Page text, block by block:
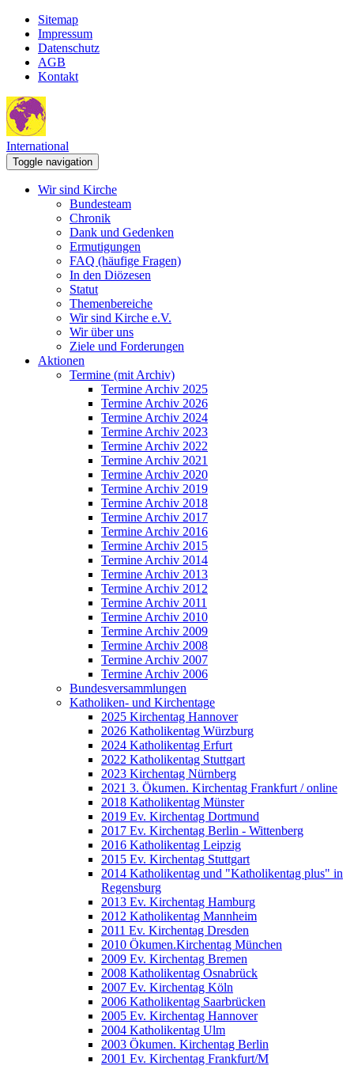
Sitemap
Impressum
Datenschutz
AGB
Kontakt
International
Toggle navigation
Wir sind Kirche
Bundesteam
Chronik
Dank und Gedenken
Ermutigungen
FAQ (häufige Fragen)
In den Diözesen
Statut
Themenbereiche
Wir sind Kirche e.V.
Wir über uns
Ziele und Forderungen
Aktionen
Termine (mit Archiv)
Termine Archiv 2025
Termine Archiv 2026
Termine Archiv 2024
Termine Archiv 2023
Termine Archiv 2022
Termine Archiv 2021
Termine Archiv 2020
Termine Archiv 2019
Termine Archiv 2018
Termine Archiv 2017
Termine Archiv 2016
Termine Archiv 2015
Termine Archiv 2014
Termine Archiv 2013
Termine Archiv 2012
Termine Archiv 2011
Termine Archiv 2010
Termine Archiv 2009
Termine Archiv 2008
Termine Archiv 2007
Termine Archiv 2006
Bundesversammlungen
Katholiken- und Kirchentage
2025 Kirchentag Hannover
2026 Katholikentag Würzburg
2024 Katholikentag Erfurt
2022 Katholikentag Stuttgart
2023 Kirchentag Nürnberg
2021 3. Ökumen. Kirchentag Frankfurt / online
2018 Katholikentag Münster
2019 Ev. Kirchentag Dortmund
2017 Ev. Kirchentag Berlin - Wittenberg
2016 Katholikentag Leipzig
2015 Ev. Kirchentag Stuttgart
2014 Katholikentag und "Katholikentag plus" in
Regensburg
2013 Ev. Kirchentag Hamburg
2012 Katholikentag Mannheim
2011 Ev. Kirchentag Dresden
2010 Ökumen.Kirchentag München
2009 Ev. Kirchentag Bremen
2008 Katholikentag Osnabrück
2007 Ev. Kirchentag Köln
2006 Katholikentag Saarbrücken
2005 Ev. Kirchentag Hannover
2004 Katholikentag Ulm
2003 Ökumen. Kirchentag Berlin
2001 Ev. Kirchentag Frankfurt/M